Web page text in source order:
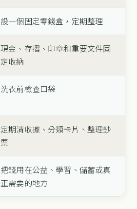
設一個固定零錢盒，定期整理
現金、存摺、印章和重要文件固
定收納
洗衣前檢查口袋
定期清收據、分類卡片、整理鈔
票
把錢用在公益、學習、儲蓄或真
正需要的地方